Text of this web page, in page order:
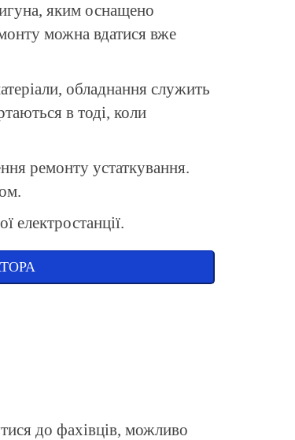
яким оснащено
можна вдатися вже
обладнання служить
в тоді, коли
ремонту устаткування.
електростанції.
до фахівців, можливо